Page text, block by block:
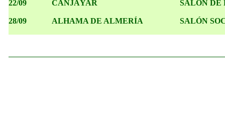
22/09
28/09
CANJÁYAR
ALHAMA DE ALMERÍA
SALÓN DE
SALÓN